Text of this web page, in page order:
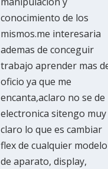
conocimiento de los
mismos.me interesaria
ademas de conceguir
trabajo aprender mas
oficio ya que me
encanta,aclaro no se de
electronica sitengo muy
claro lo que es cambiar
flex de cualquier modelo
de aparato, display,